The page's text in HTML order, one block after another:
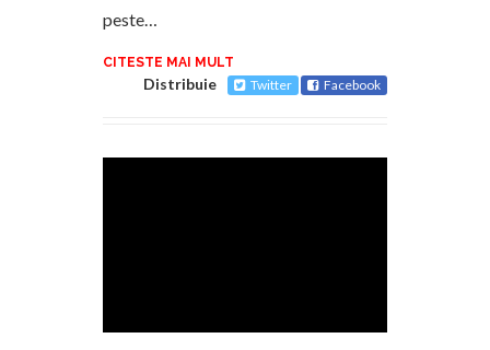
peste…
CITESTE MAI MULT
Distribuie Twitter Facebook